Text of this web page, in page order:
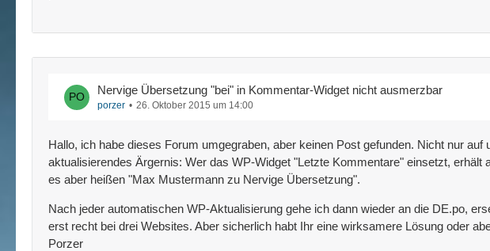
Nervige Übersetzung "bei" in Kommentar-Widget nicht ausmerzbar
porzer 26. Oktober 2015 um 14:00
Hallo, ich habe dieses Forum umgegraben, aber keinen Post gefunden. Nicht nur
aktualisierendes Ärgernis: Wer das WP-Widget "Letzte Kommentare" einsetzt,
es aber heißen "Max Mustermann zu Nervige Übersetzung".
Nach jeder automatischen WP-Aktualisierung gehe ich dann wieder an die DE.po,
erst recht bei drei Websites. Aber sicherlich habt Ihr eine wirksamere Lösung oder
Porzer